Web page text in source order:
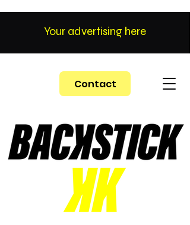
Contact
Your advertising here